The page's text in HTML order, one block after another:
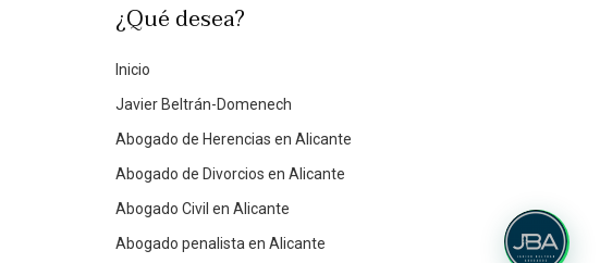
¿Qué desea?
Inicio
Javier Beltrán-Domenech
Abogado de Herencias en Alicante
Abogado de Divorcios en Alicante
Abogado Civil en Alicante
Abogado penalista en Alicante